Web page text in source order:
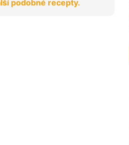
podobné recepty.